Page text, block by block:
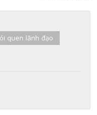
quen lãnh đạo